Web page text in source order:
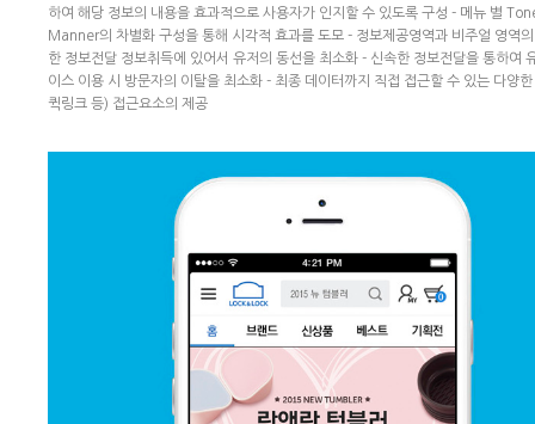
하여 해당 정보의 내용을 효과적으로 사용자가 인지할 수 있도록 구성 - 메뉴 별
Manner의 차별화 구성을 통해 시각적 효과를 도모 - 정보제공영역과 비주얼 영역
한 정보전달 정보취득에 있어서 유저의 동선을 최소화 - 신속한 정보전달을 통하여
이스 이용 시 방문자의 이탈을 최소화 - 최종 데이터까지 직접 접근할 수 있는 다양
퀵링크 등) 접근요소의 제공